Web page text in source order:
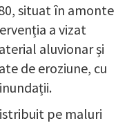
situat în amonte
a vizat
aluvionar și
de eroziune, cu
pe maluri